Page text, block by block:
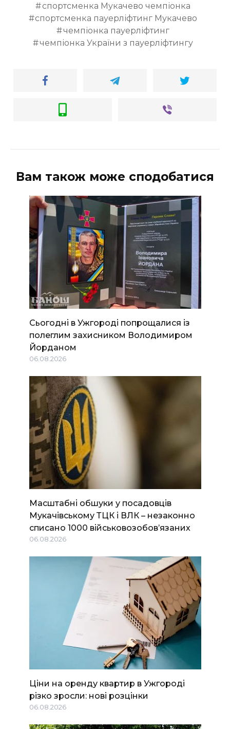
спортсменка Мукачево чемпіонка
спортсменка пауерліфтинг Мукачево
чемпіонка пауерліфтинг
чемпіонка України з пауерліфтингу
Вам також може сподобатися
Сьогодні в Ужгороді попрощалися із
полеглим захисником Володимиром
Йорданом
06.08.2026
Масштабні обшуки у посадовців
Мукачівському ТЦК і ВЛК – незаконно
списано 1000 військовозобов’язаних
06.08.2026
Ціни на оренду квартир в Ужгороді
різко зросли: нові розцінки
06.08.2026